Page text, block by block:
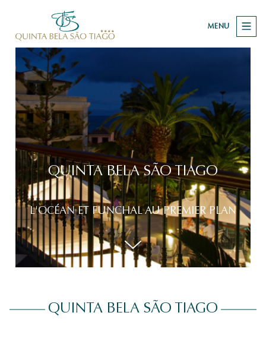
MENU
QUINTA BELA SÃO TIAGO
L'OCÉAN ET FUNCHAL AU PREMIER PLAN
QUINTA BELA SÃO TIAGO